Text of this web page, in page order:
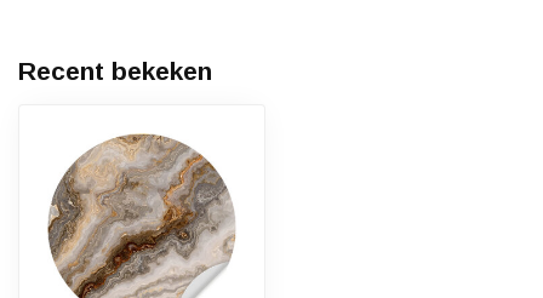
Recent bekeken